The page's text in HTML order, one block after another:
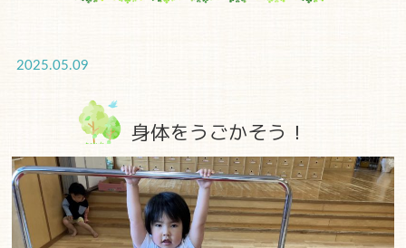
2025.05.09
身体をうごかそう！